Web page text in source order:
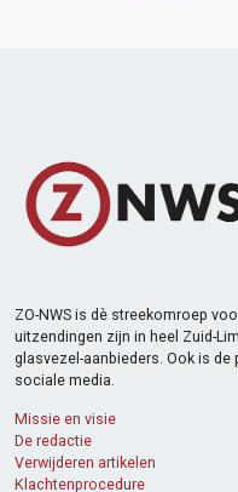
ZO-NWS is dè streekomroep
uitzendingen zijn in heel Zuid-
glasvezel-aanbieders. Ook is
sociale media.
Missie en visie
De redactie
Verwijderen artikelen
Klachtenprocedure